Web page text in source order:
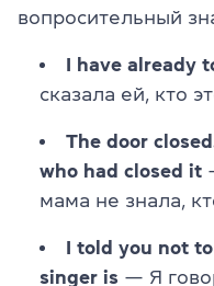
вопросительный
I have already
сказала ей, кто
The door
who had closed it
мама не знала,
I told you not
singer is — Я